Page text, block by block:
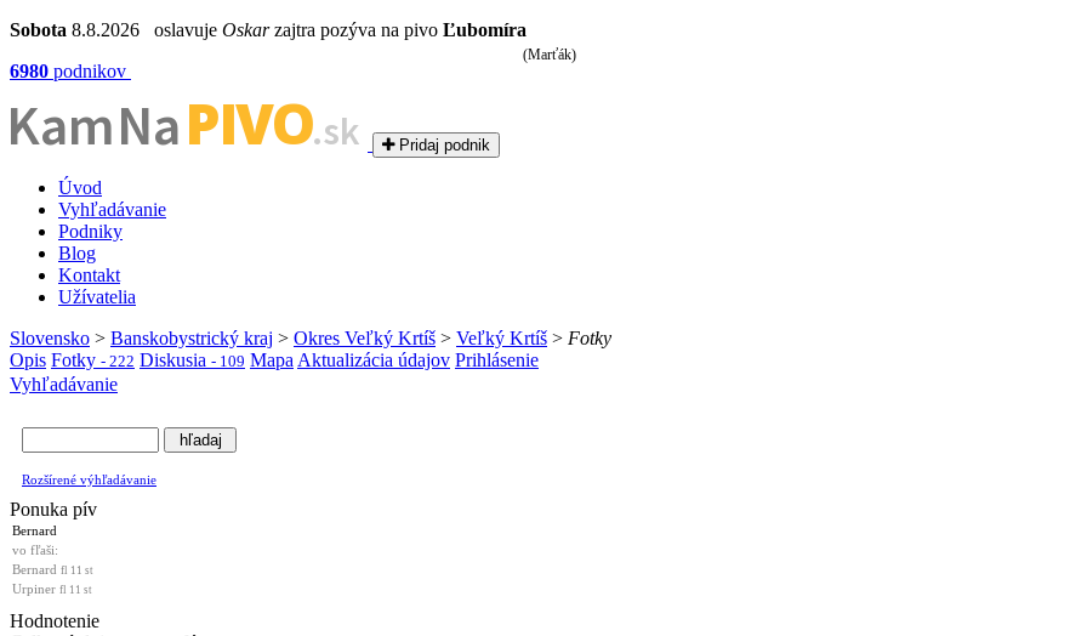
Sobota 8.8.2026 oslavuje Oskarzajtra pozýva na pivo Ľubomíra
6980 podnikov
Kam NaPIVO.sk Pridaj podnik
Úvod
Vyhľadávanie
Podniky
Blog
Kontakt
Užívatelia
Slovensko > Banskobystrický kraj > Okres Veľký Krtíš > Veľký Krtíš > Fotky
Opis Fotky - 222 Diskusia - 109 Mapa Aktualizácia údajov Prihlásenie
Vyhľadávanie
Rozšírené výhľadávanie
Ponuka pív
Bernard
vo fľaši:
Bernard fl 11 st
Urpiner fl 11 st
Hodnotenie
(Marťák)